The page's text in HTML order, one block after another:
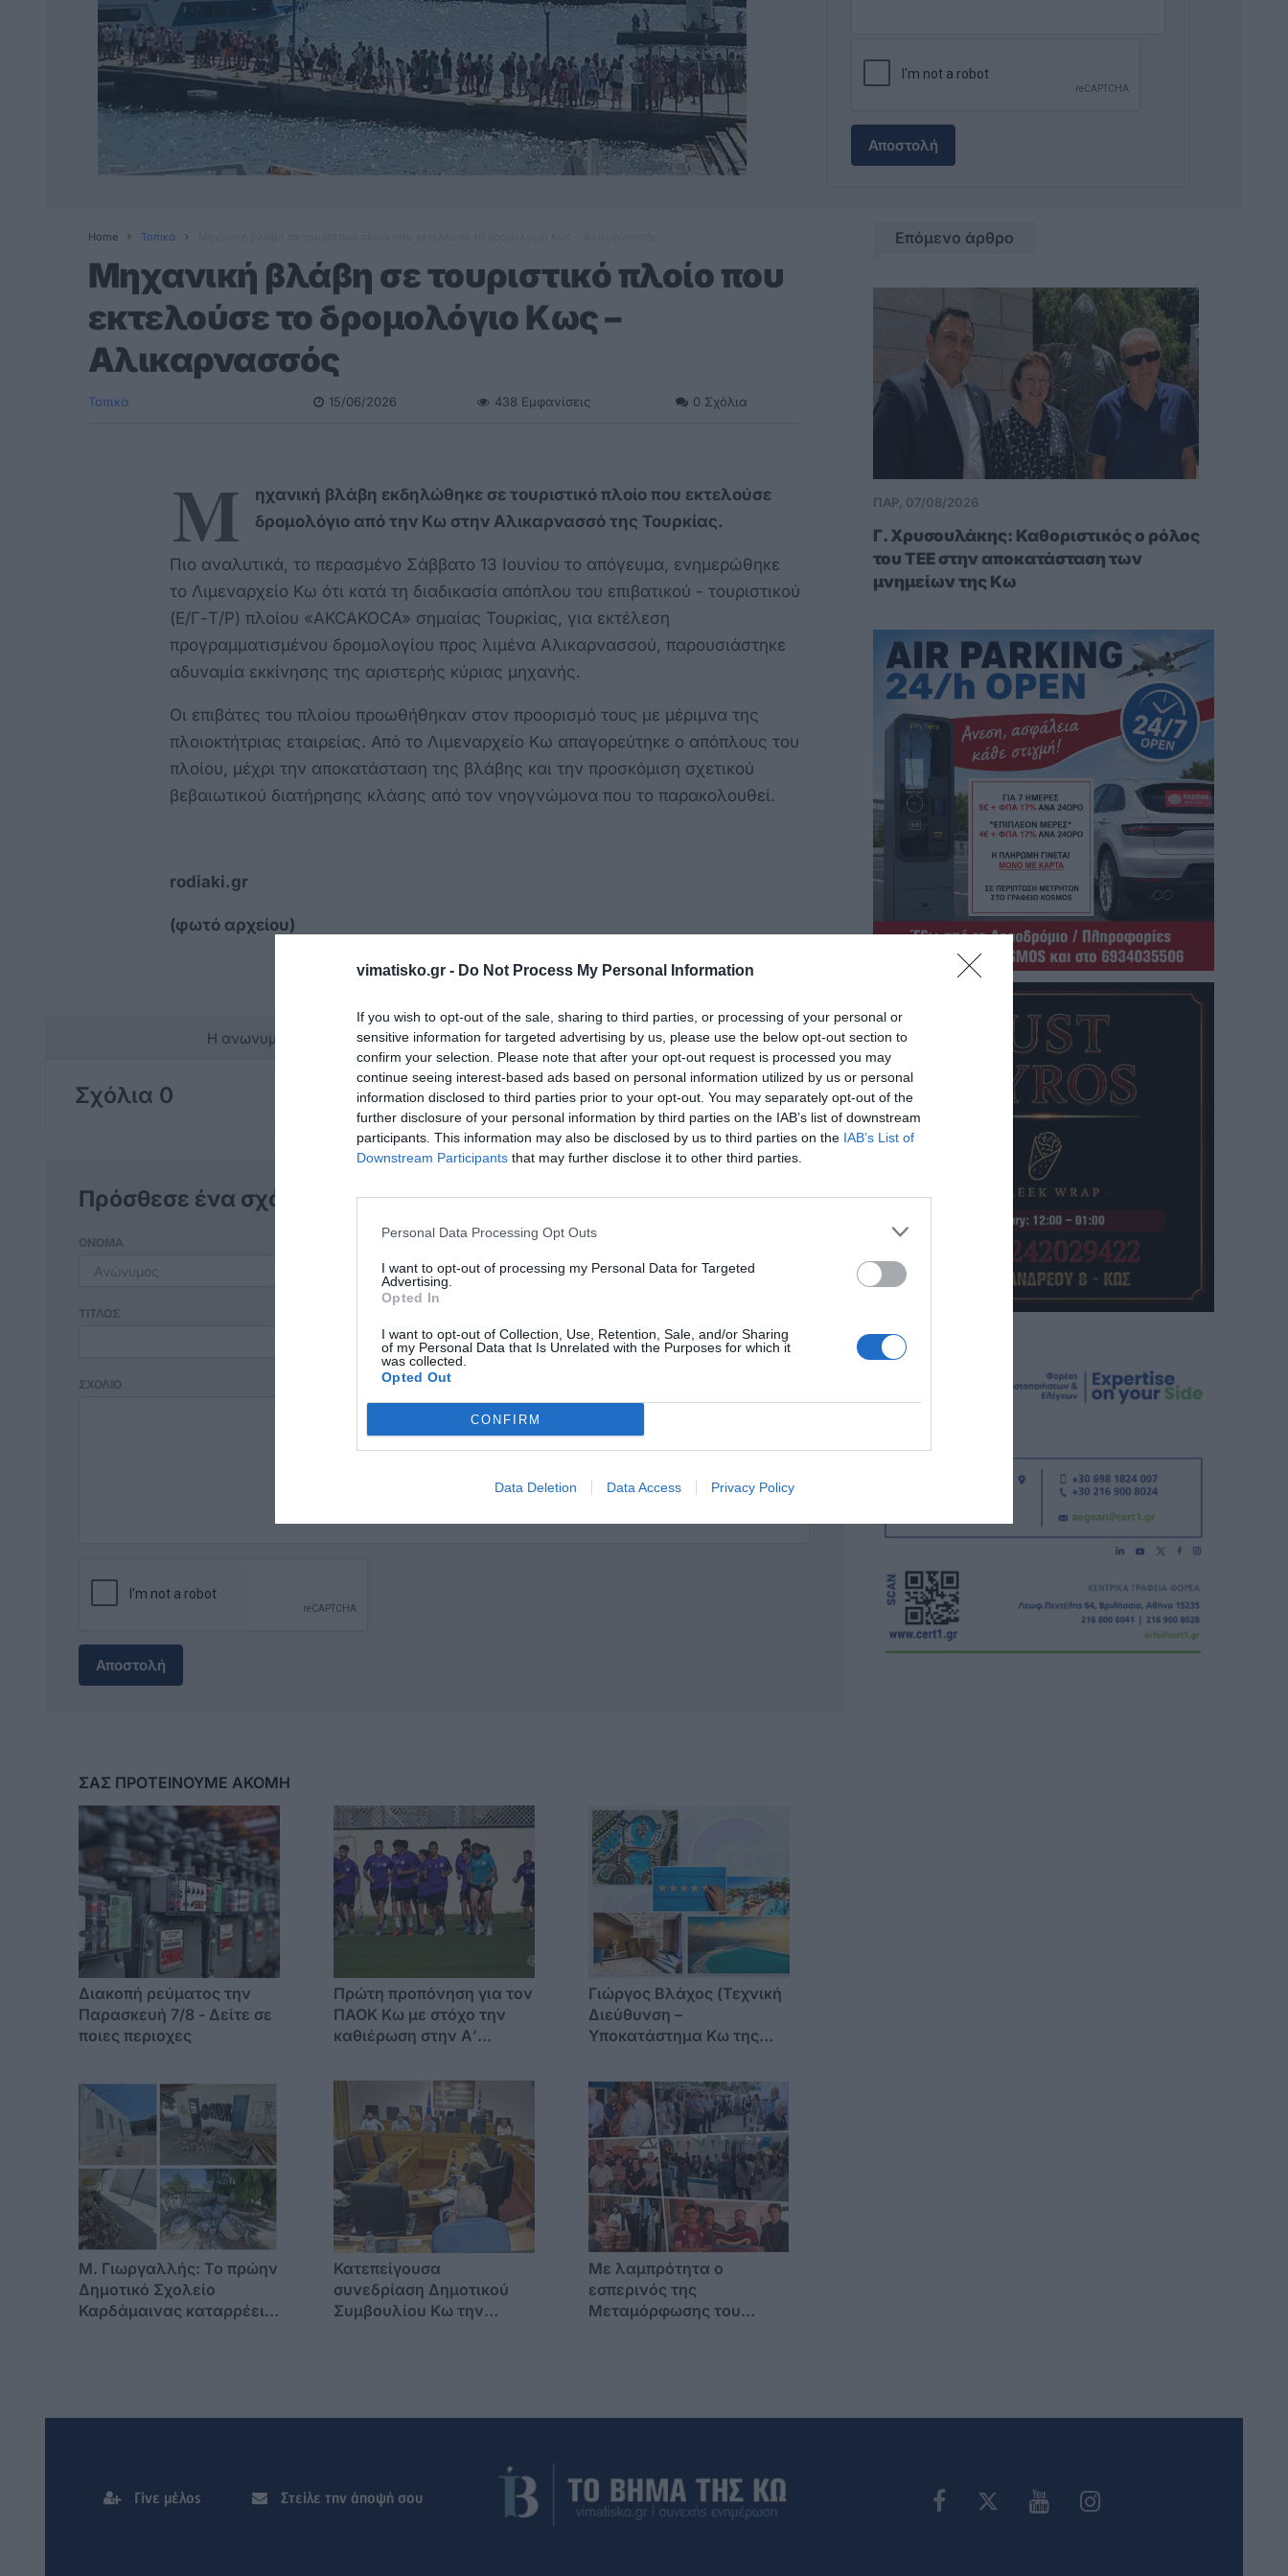
vimatisko.gr - Do Not Process My Personal Information
If you wish to opt-out of the sale, sharing to third parties, or processing of your personal or
sensitive information for targeted advertising by us, please use the below opt-out section to
confirm your selection. Please note that after your opt-out request is processed you may
continue seeing interest-based ads based on personal information utilized by us or personal
information disclosed to third parties prior to your opt-out. You may separately opt-out of the
further disclosure of your personal information by third parties on the IAB’s list of downstream
participants. This information may also be disclosed by us to third parties on the IAB’s List of
Downstream Participants that may further disclose it to other third parties.
Personal Data Processing Opt Outs
I want to opt-out of processing my Personal Data for Targeted
Advertising.
Opted In
I want to opt-out of Collection, Use, Retention, Sale, and/or Sharing
of my Personal Data that Is Unrelated with the Purposes for which it
was collected.
Opted Out
CONFIRM
Data Deletion Data Access Privacy Policy
Αποστολή
Home Τοπικά
Μηχανική βλάβη σε τουριστικό πλοίο που
εκτελούσε το δρομολόγιο Κως –
Αλικαρνασσός
Τοπικά 15/06/2026 438 Εμφανίσεις 0 Σχόλια
Μ
ηχανική βλάβη εκδηλώθηκε σε τουριστικό πλοίο που εκτελούσε
δρομολόγιο από την Κω στην Αλικαρνασσό της Τουρκίας.
Πιο αναλυτικά, το περασμένο Σάββατο 13 Ιουνίου το απόγευμα, ενημερώθηκε
το Λιμεναρχείο Κω ότι κατά τη διαδικασία απόπλου του επιβατικού - τουριστικού
(Ε/Γ-Τ/Ρ) πλοίου «AKCAKOCA» σημαίας Τουρκίας, για εκτέλεση
προγραμματισμένου δρομολογίου προς λιμένα Αλικαρνασσού, παρουσιάστηκε
αδυναμία εκκίνησης της αριστερής κύριας μηχανής.
Οι επιβάτες του πλοίου προωθήθηκαν στον προορισμό τους με μέριμνα της
πλοιοκτήτριας εταιρείας. Από το Λιμεναρχείο Κω απαγορεύτηκε ο απόπλους του
πλοίου, μέχρι την αποκατάσταση της βλάβης και την προσκόμιση σχετικού
βεβαιωτικού διατήρησης κλάσης από τον νηογνώμονα που το παρακολουθεί.
rodiaki.gr
(φωτό αρχείου)
Η ανωνυμία είναι το καλύτερο κρησφύγετο δειλίας και χυδαιότητας!
Σχόλια 0
Πρόσθεσε ένα σχόλιο
ΟΝΟΜΑ
ΤΙΤΛΟΣ
ΣΧΟΛΙΟ
Αποστολή
ΣΑΣ ΠΡΟΤΕΙΝΟΥΜΕ ΑΚΟΜΗ
Διακοπή ρεύματος την
Παρασκευή 7/8 - Δείτε σε
ποιες περιοχες
Πρώτη προπόνηση για τον
ΠΑΟΚ Κω με στόχο την
καθιέρωση στην Α’
Γιώργος Βλάχος (Τεχνική
Διεύθυνση –
Υποκατάστημα Κω της
ασφάλεια δεν επιδέχεται
αναβολή – η σεζόν δεν
περιμένει»
M. Γιωργαλλής: Το πρώην
Δημοτικό Σχολείο
Καρδάμαινας καταρρέει –
Κατεπείγουσα
συνεδρίαση Δημοτικού
Συμβουλίου Κω την
Με λαμπρότητα ο
εσπερινός της
Μεταμόρφωσης του
Επόμενο άρθρο
ΠΑΡ, 07/08/2026
Γ. Χρυσουλάκης: Καθοριστικός ο ρόλος
του ΤΕΕ στην αποκατάσταση των
μνημείων της Κω
Γίνε μέλος Στείλε την άποψή σου